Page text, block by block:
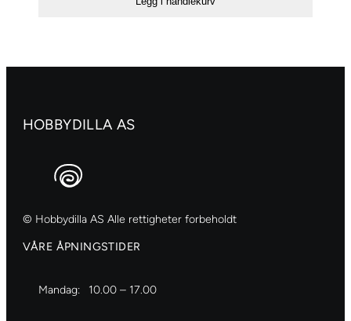
HOBBYDILLA AS
© Hobbydilla AS Alle rettigheter forbeholdt
VÅRE ÅPNINGSTIDER
Mandag: 10.00 – 17.00